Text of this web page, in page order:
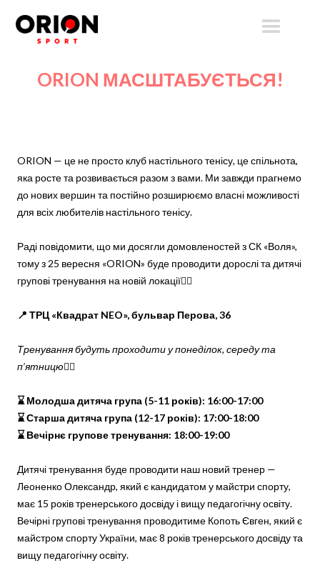
ORION МАСШТАБУЄТЬСЯ!
ORION — це не просто клуб настільного тенісу, це спільнота,
яка росте та розвивається разом з вами. Ми завжди прагнемо
до нових вершин та постійно розширюємо власні можливості
для всіх любителів настільного тенісу.
Раді повідомити, що ми досягли домовленостей з СК «Воля»,
тому з 25 вересня «ORION» буде проводити дорослі та дитячі
групові тренування на новій локації👇🏻
📍 ТРЦ «Квадрат NEO», бульвар Перова, 36
Тренування будуть проходити у понеділок, середу та
п’ятницю👇🏻
⌛️ Молодша дитяча група (5-11 років): 16:00-17:00
⌛️ Старша дитяча група (12-17 років): 17:00-18:00
⌛️ Вечірнє групове тренування: 18:00-19:00
Дитячі тренування буде проводити наш новий тренер —
Леоненко Олександр, який є кандидатом у майстри спорту,
має 15 років тренерського досвіду і вищу педагогічну освіту.
Вечірні групові тренування проводитиме Копоть Євген, який є
майстром спорту України, має 8 років тренерського досвіду та
вищу педагогічну освіту.